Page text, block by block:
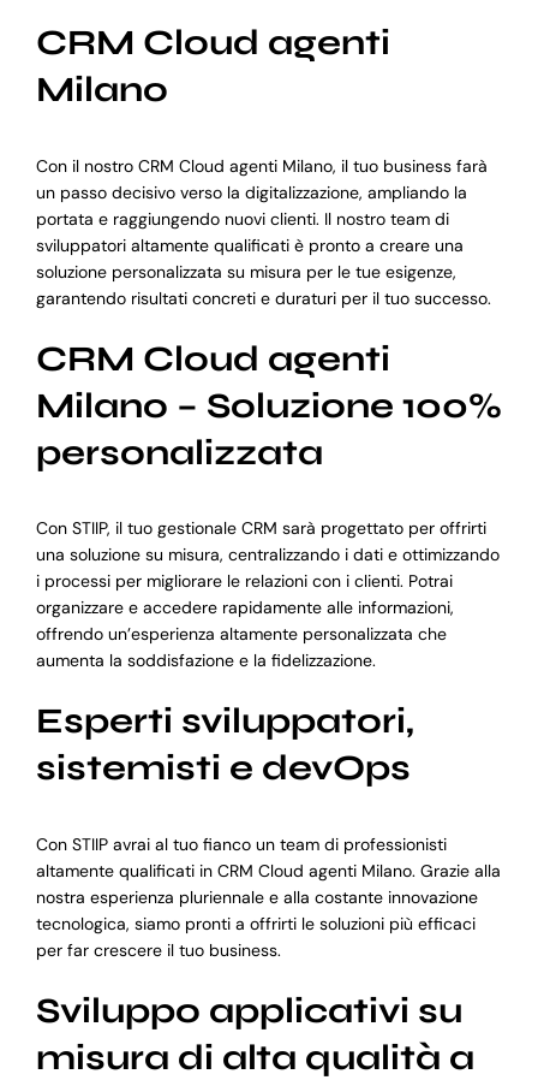
CRM Cloud agenti
Milano
Con il nostro CRM Cloud agenti Milano, il tuo business farà
un passo decisivo verso la digitalizzazione, ampliando la
portata e raggiungendo nuovi clienti. Il nostro team di
sviluppatori altamente qualificati è pronto a creare una
soluzione personalizzata su misura per le tue esigenze,
garantendo risultati concreti e duraturi per il tuo successo.
CRM Cloud agenti
Milano – Soluzione 100%
personalizzata
Con STIIP, il tuo gestionale CRM sarà progettato per offrirti
una soluzione su misura, centralizzando i dati e ottimizzando
i processi per migliorare le relazioni con i clienti. Potrai
organizzare e accedere rapidamente alle informazioni,
offrendo un’esperienza altamente personalizzata che
aumenta la soddisfazione e la fidelizzazione.
Esperti sviluppatori,
sistemisti e devOps
Con STIIP avrai al tuo fianco un team di professionisti
altamente qualificati in CRM Cloud agenti Milano. Grazie alla
nostra esperienza pluriennale e alla costante innovazione
tecnologica, siamo pronti a offrirti le soluzioni più efficaci
per far crescere il tuo business.
Sviluppo applicativi su
misura di alta qualità a